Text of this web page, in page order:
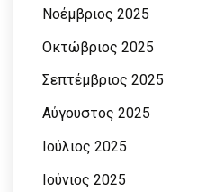
Νοέμβριος 2025
Οκτώβριος 2025
Σεπτέμβριος 2025
Αύγουστος 2025
Ιούλιος 2025
Ιούνιος 2025